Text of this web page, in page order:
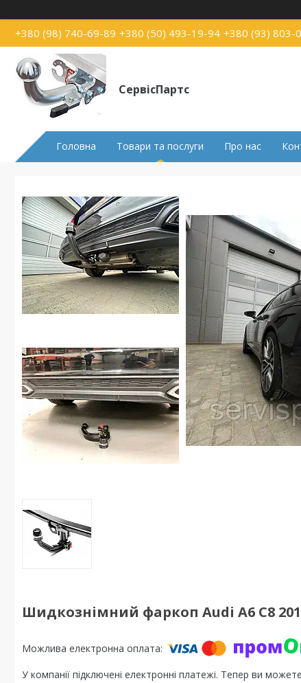
+380 (98) 740-69-89 +380 (50) 493-19-94 +380 (93) 803-
СервісПартс
Головна Товари та послуги Про нас
Шидкознімний фаркоп Audi A6 C8
У компанії підключені електронні платежі. Тепер ви